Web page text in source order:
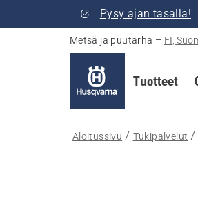
Pysy ajan tasalla!
Metsä ja puutarha – FI,
Tuotteet
Aloitussivu Tukipalvelut